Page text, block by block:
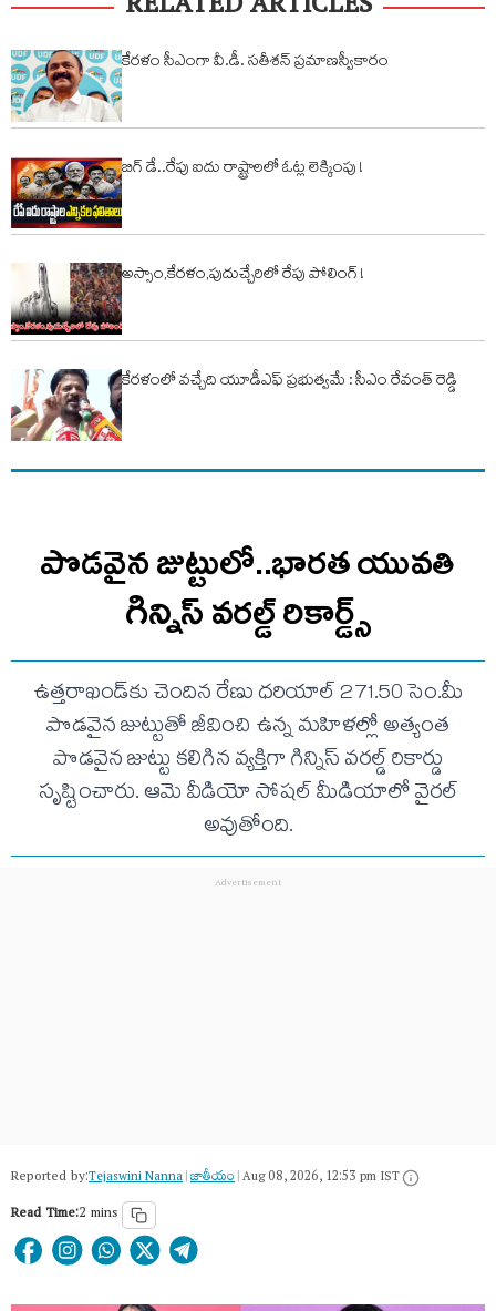
కేరళం సీఎంగా వీ.డీ. సతీశన్‌ ప్రమాణస్వీకారం
బిగ్ డే..రేపు ఐదు రాష్ట్రాలలో ఓట్ల లెక్కింపు !
అస్సాం,కేరళం,పుదుచ్చేరిలో రేపు పోలింగ్ !
కేరళంలో వచ్చేది యూడీఎఫ్ ప్రభుత్వమే : సీఎం రేవంత్ రెడ్డి
పొడవైన జుట్టులో..భారత యువతి
గిన్నిస్ వరల్డ్ రికార్డ్స్
ఉత్తరాఖండ్‌కు చెందిన రేణు ధరియాల్ 271.50 సెం.మీ
పొడవైన జుట్టుతో జీవించి ఉన్న మహిళల్లో అత్యంత
పొడవైన జుట్టు కలిగిన వ్యక్తిగా గిన్నిస్ వరల్డ్ రికార్డు
సృష్టించారు. ఆమె వీడియో సోషల్ మీడియాలో వైరల్
అవుతోంది.
Reported by:Tejaswini Nanna|జాతీయం|Aug 08, 2026, 12:53 pm IST
Read Time:2 mins